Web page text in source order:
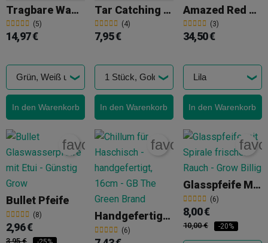
Tragbare Wasserpfeife
(5)
14,97 €
In den Warenkorb
Tar Catching Glaspfeife
(4)
7,95 €
In den Warenkorb
Amazed Red Eye Raucherkühler
(3)
34,50 €
In den Warenkorb
Bullet Pfeife
(8)
favorite_border
2,96 €
3,95 €
Handgefertigter Chillum
(6)
favorite_border
Glasspfeife Mit Spirale
(6)
8,00 €
10,00 € -20%